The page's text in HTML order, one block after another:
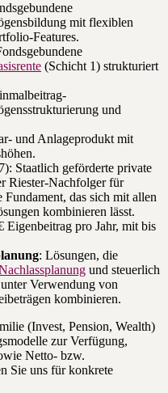
mit flexiblen
Features.
(Schicht 1) strukturiert
und
und Anlageprodukt mit
Staatlich geförderte private
Riester-Nachfolger für
Fundament, das sich mit allen
kombinieren lässt.
Eigenbeitrag pro Jahr, mit bis
: Lösungen, die
und steuerlich
Verwendung von
kombinieren.
(Invest, Pension, Wealth)
zur Verfügung,
Netto- bzw.
Sie uns für konkrete